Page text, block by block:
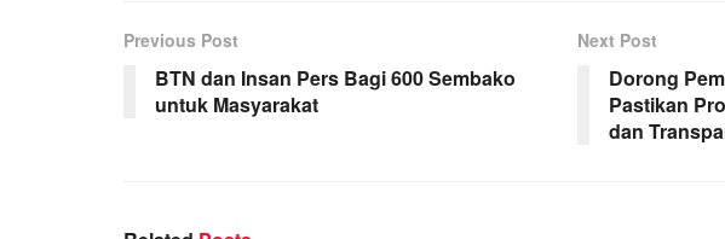
Previous Post
BTN dan Insan Pers Bagi 600 Sembako
untuk Masyarakat
Next Post
Dorong
Pastikan
dan